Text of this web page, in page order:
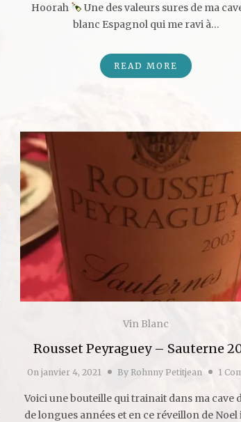
Hoorah
Une des valeurs sures de ma
blanc Espagnol qui me ravi à…
READ MORE
Vin Blanc
Rousset Peyraguey – Sauterne
On janvier 4, 2021 By Rohnny Petitjean 1
Voici une bouteille qui trainait dans ma cave
de longues années et en ce réveillon de Noel